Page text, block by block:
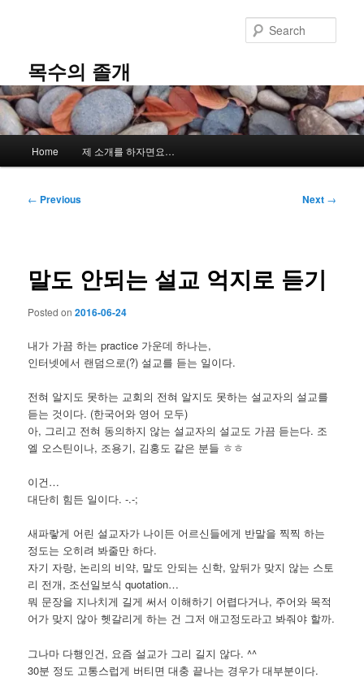
content목수의 졸개
Home 제 소개를 하자면요…
Post
← Previous Next →
말도 안되는 설교 억지로 듣기
Posted on2016-06-24
내가 가끔 하는 practice 가운데 하나는,
인터넷에서 랜덤으로(?) 설교를 듣는 일이다.
전혀 알지도 못하는 교회의 전혀 알지도 못하는 설교자의 설교를
듣는 것이다. (한국어와 영어 모두)
아, 그리고 전혀 동의하지 않는 설교자의 설교도 가끔 듣는다. 조
엘 오스틴이나, 조용기, 김홍도 같은 분들 ㅎㅎ
이건…
대단히 힘든 일이다. -.-;
새파랗게 어린 설교자가 나이든 어르신들에게 반말을 찍찍 하는
정도는 오히려 봐줄만 하다.
자기 자랑, 논리의 비약, 말도 안되는 신학, 앞뒤가 맞지 않는 스토
리 전개, 조선일보식 quotation…
뭐 문장을 지나치게 길게 써서 이해하기 어렵다거나, 주어와 목적
어가 맞지 않아 헷갈리게 하는 건 그저 애고정도라고 봐줘야 할까.
그나마 다행인건, 요즘 설교가 그리 길지 않다. ^^
30분 정도 고통스럽게 버티면 대충 끝나는 경우가 대부분이다.